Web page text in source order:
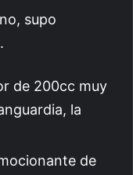
supo
de 200cc muy
la
de